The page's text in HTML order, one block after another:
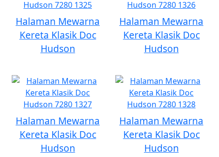
Halaman Mewarna
Kereta Klasik Doc
Hudson
Halaman Mewarna
Kereta Klasik Doc
Hudson
Halaman Mewarna
Kereta Klasik Doc
Hudson
Halaman Mewarna
Kereta Klasik Doc
Hudson